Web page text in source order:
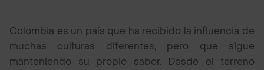
Colombia es un país que ha recibido la influencia de
muchas culturas diferentes, pero que sigue
manteniendo su propio sabor. Desde el terreno